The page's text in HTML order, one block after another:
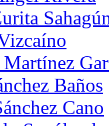
Baños
Cano